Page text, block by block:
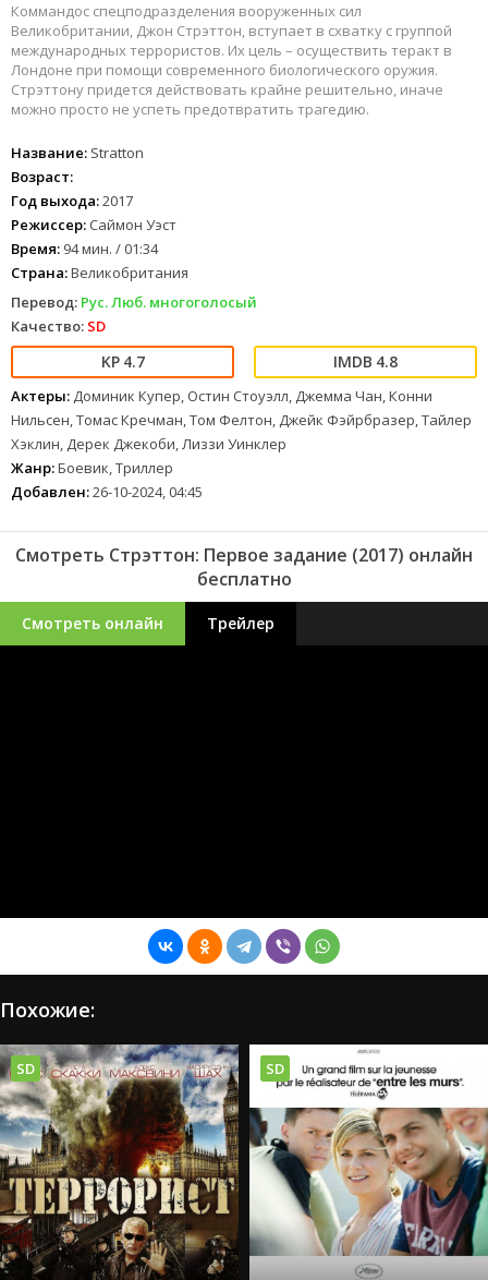
Коммандос спецподразделения вооруженных сил
Великобритании, Джон Стрэттон, вступает в схватку с группой
международных террористов. Их цель – осуществить теракт в
Лондоне при помощи современного биологического оружия.
Стрэттону придется действовать крайне решительно, иначе
можно просто не успеть предотвратить трагедию.
Название: Stratton
Возраст:
Год выхода:2017
Режиссер: Саймон Уэст
Время: 94 мин. / 01:34
Страна:Великобритания
Перевод: Рус. Люб. многоголосый
Качество: SD
4.7 4.8
Актеры: Доминик Купер, Остин Стоуэлл, Джемма Чан, Конни
Нильсен, Томас Кречман, Том Фелтон, Джейк Фэйрбразер, Тайлер
Хэклин, Дерек Джекоби, Лиззи Уинклер
Жанр:Боевик, Триллер
Добавлен:26-10-2024, 04:45
Смотреть Стрэттон: Первое задание (2017) онлайн
бесплатно
Смотреть онлайн Трейлер
Похожие:
SD SD